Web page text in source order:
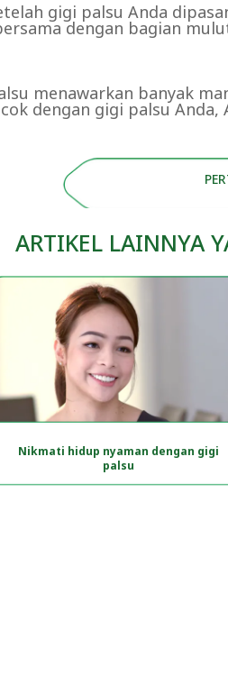
gigi palsu Anda
dengan bagian
menawarkan banyak
dengan gigi palsu
ARTIKEL LAINNYA
Nikmati hidup nyaman dengan gigi
palsu